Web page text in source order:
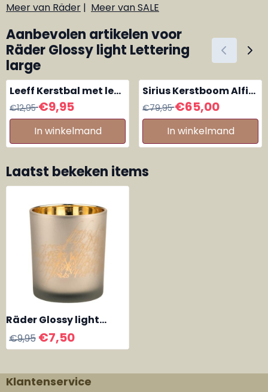
Meer van Räder | Meer van SALE
Aanbevolen artikelen voor
Räder Glossy light Lettering
large
Leeff Kerstbal met led
lichtsnoer M, lichtgrijs
Van 12,95 voor 9,95
€12,95€9,95
In winkelmand
Sirius Kerstboom Alfi
Tree 90 cm
Van 79,95 voor 65,00
€79,95€65,00
In winkelmand
Laatst bekeken items
Räder Glossy light
Lettering large
€9,95 €7,50
Klantenservice